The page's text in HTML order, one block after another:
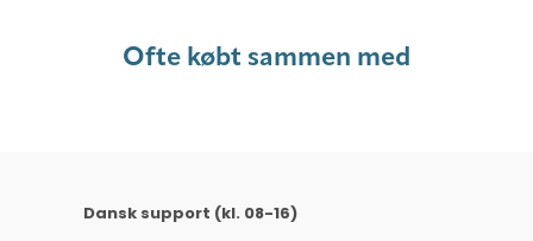
Ofte købt sammen med
Dansk support (kl. 08-16)